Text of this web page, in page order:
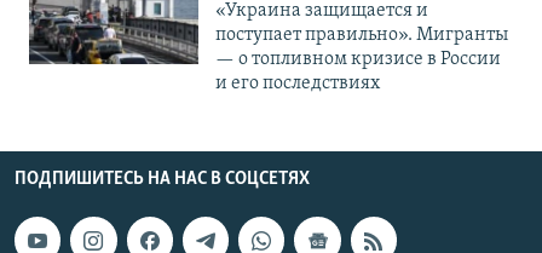
«Украина защищается и
поступает правильно». Мигранты
— о топливном кризисе в России
и его последствиях
ПОДПИШИТЕСЬ НА НАС В СОЦСЕТЯХ